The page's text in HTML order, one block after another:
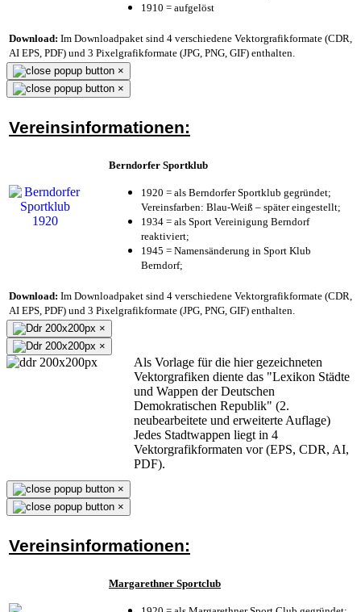
1910 = aufgelöst
Download: Im Downloadpaket sind 4 verschiedene Vektorgrafikformate (CDR,
AI EPS, PDF) und 3 Pixelgrafikformate (JPG, PNG, GIF) enthalten.
×
×
Vereinsinformationen:
Berndorfer Sportklub
1920 = als Berndorfer Sportklub gegründet;
Vereinsfarben: Blau-Weiß – später eingestellt;
1934 = als Sport Vereinigung Berndorf
reaktiviert;
1945 = Namensänderung in Sport Klub
Berndorf;
Download: Im Downloadpaket sind 4 verschiedene Vektorgrafikformate (CDR,
AI EPS, PDF) und 3 Pixelgrafikformate (JPG, PNG, GIF) enthalten.
×
×
Als Vorlage für die hier gezeichneten
Vektorgrafiken diente das "Lexikon Städte
und Wappen der Deutschen
Demokratischen Republik" (2.
neubearbeitete und erweiterte Auflage)
Jedes Stadtwappen liegt in 4
Vektorgrafikformaten vor (EPS, CDR, AI,
PDF).
×
×
Vereinsinformationen:
Margarethner Sportclub